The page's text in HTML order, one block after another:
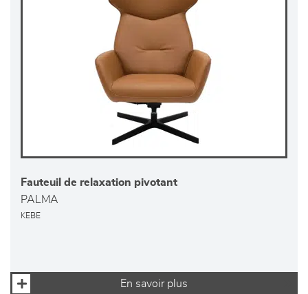
Fauteuil de relaxation pivotant
PALMA
KEBE
En savoir plus